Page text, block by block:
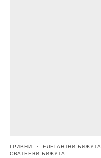
ГРИВНИ ЕЛЕГАНТНИ БИЖУТА
СВАТБЕНИ БИЖУТА